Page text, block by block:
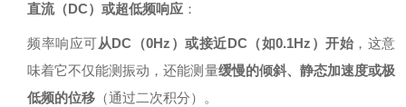
直流（DC）或超低频响应 ：
频率响应可从DC（0Hz）或接近DC（如0.1Hz）开始 ，这意
味着它不仅能测振动，还能测量缓慢的倾斜、静态加速度或极
低频的位移 （通过二次积分）。